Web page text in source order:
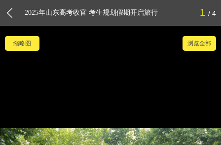
2025年山东高考收官 考生规划假期开启旅行 1 4
浏览全部
缩略图